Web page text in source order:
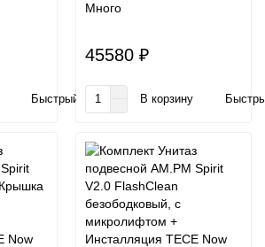
Быстрый заказ
Много
45580 ₽
В корзину